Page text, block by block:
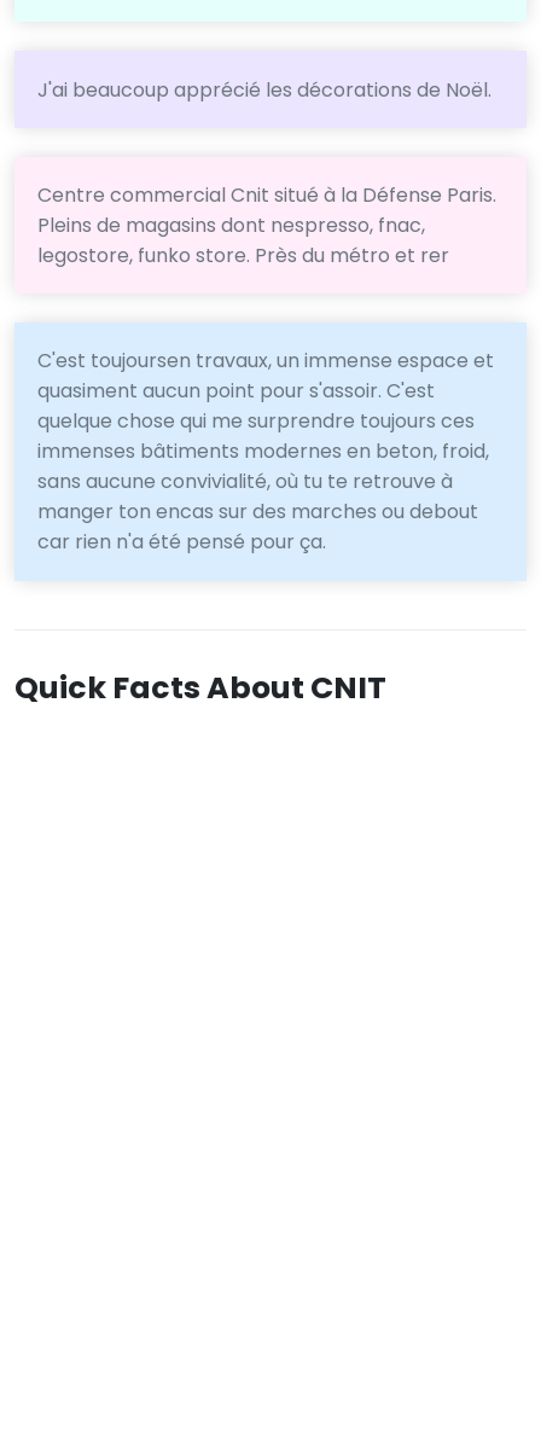
J'ai beaucoup apprécié les décorations de Noël.
Centre commercial Cnit situé à la Défense Paris.
Pleins de magasins dont nespresso, fnac,
legostore, funko store. Près du métro et rer
C'est toujoursen travaux, un immense espace et
quasiment aucun point pour s'assoir. C'est
quelque chose qui me surprendre toujours ces
immenses bâtiments modernes en beton, froid,
sans aucune convivialité, où tu te retrouve à
manger ton encas sur des marches ou debout
car rien n'a été pensé pour ça.
Quick Facts About CNIT